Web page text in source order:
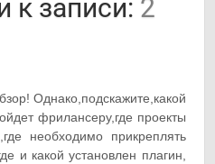
к записи: 2
Однако,подскажите,какой
фрилансеру,где проекты
необходимо прикреплять
и какой установлен плагин,